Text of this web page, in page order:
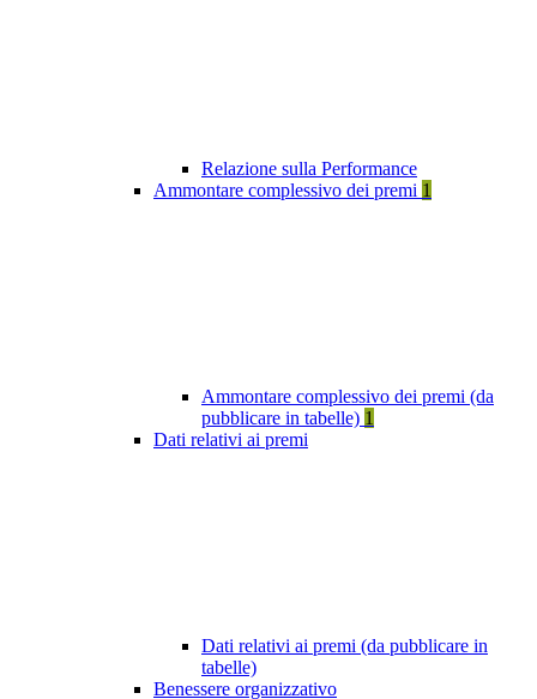
Relazione sulla Performance
Ammontare complessivo dei premi 1
Ammontare complessivo dei premi (da
pubblicare in tabelle) 1
Dati relativi ai premi
Dati relativi ai premi (da pubblicare in
tabelle)
Benessere organizzativo